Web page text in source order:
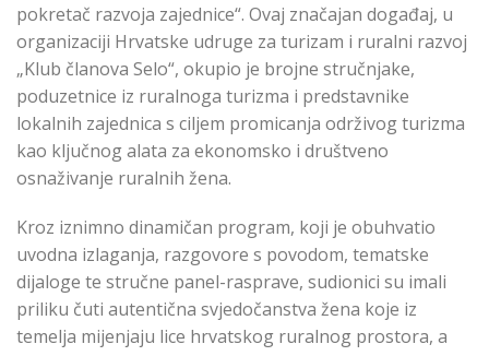
pokretač razvoja zajednice“. Ovaj značajan događaj, u
organizaciji Hrvatske udruge za turizam i ruralni razvoj
„Klub članova Selo“, okupio je brojne stručnjake,
poduzetnice iz ruralnoga turizma i predstavnike
lokalnih zajednica s ciljem promicanja održivog turizma
kao ključnog alata za ekonomsko i društveno
osnaživanje ruralnih žena.
Kroz iznimno dinamičan program, koji je obuhvatio
uvodna izlaganja, razgovore s povodom, tematske
dijaloge te stručne panel-rasprave, sudionici su imali
priliku čuti autentična svjedočanstva žena koje iz
temelja mijenjaju lice hrvatskog ruralnog prostora, a